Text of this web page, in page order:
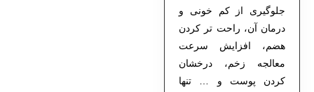
جلوگیری از کم خونی و
درمان آن، راحت تر کردن
هضم، افزایش سرعت
معالجه زخم، درخشان
کردن پوست و … تنها